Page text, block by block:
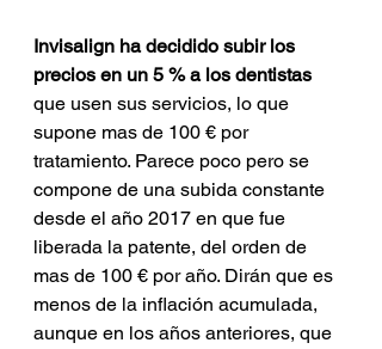
Invisalign ha decidido subir los
precios en un 5 % a los dentistas
que usen sus servicios, lo que
supone mas de 100 € por
tratamiento. Parece poco pero se
compone de una subida constante
desde el año 2017 en que fue
liberada la patente, del orden de
mas de 100 € por año. Dirán que es
menos de la inflación acumulada,
aunque en los años anteriores, que